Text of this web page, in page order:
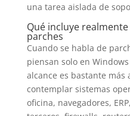
una tarea aislada de
Qué incluye
parches
Cuando se habla de
piensan solo en
alcance es bastante más
contemplar sistemas
oficina, navegadores,